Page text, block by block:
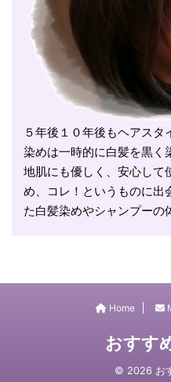
５年後１０年後もヘアス
染めは一時的に白髪を黒く
地肌にも優しく、安心して
め、コレ！というものに出
た白髪染めやシャンプーの
Home
おすす
© 2026 お